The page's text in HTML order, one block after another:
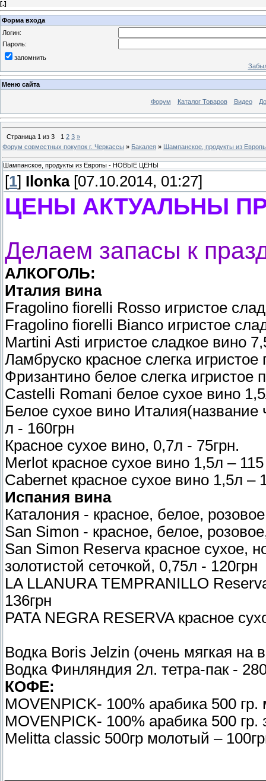
[.]
Форма входа
Логин:
Пароль:
запомнить
Меню сайта
Форум Каталог Товаров Видео
Страница 1 из 3 1 2 3 »
Форум совместных покупок г. Черкассы » Бакалея » Шампанское, продукты из
Шампанское, продукты из Европы - НОВЫЕ ЦЕНЫ
[1] Ilonka[07.10.2014, 01:27]
ЦЕНЫ АКТУАЛЬНЫ
Делаем запасы к
АЛКОГОЛЬ:
Италия вина
Fragolino fiorelli Rosso игристое
Fragolino fiorelli Bianco игристое
Martini Asti игристое сладкое вино
Ламбруско красное слегка
Фризантино белое слегка игристое
Castelli Romani белое сухое вино
Белое сухое вино Италия(название
л - 160грн
Красное сухое вино, 0,7л - 75грн.
Merlot красное сухое вино 1,5л – 115
Cabernet красное сухое вино 1,5л –
Испания вина
Каталония - красное, белое,
San Simon - красное, белое,
San Simon Reserva красное сухое,
золотистой сеточкой, 0,75л - 120грн
LA LLANURA TEMPRANILLO
136грн
PATA NEGRA RESERVA красное
Водка Boris Jelzin (очень мягкая на
Водка Финляндия 2л. тетра-пак -
КОФЕ:
MOVENPICK- 100% арабика 500 гр.
MOVENPICK- 100% арабика 500 гр.
Melitta classic 500гр молотый –